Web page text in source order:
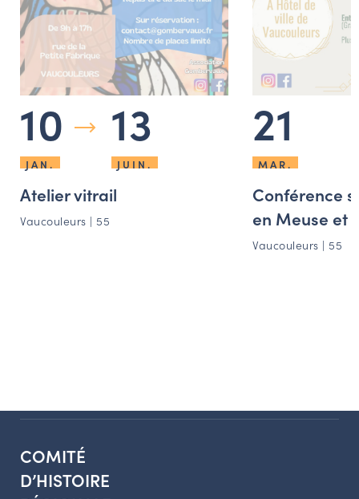
10
JAN.
13
JUIN.
Atelier vitrail
Vaucouleurs | 55
21
MAR.
Conférence
en Meuse et
Vaucouleurs | 55
COMITÉ
D’HISTOIRE